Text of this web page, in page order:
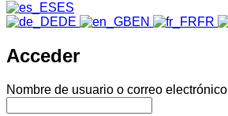
ES
DE
EN FR
Acceder
Nombre de usuario o correo electrónico